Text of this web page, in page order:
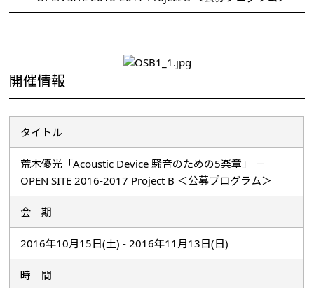
開催情報
タイトル
荒木優光「Acoustic Device 騒音のための5楽章」 －
OPEN SITE 2016-2017 Project B ＜公募プログラム＞
会 期
2016年10月15日(土) - 2016年11月13日(日)
時 間